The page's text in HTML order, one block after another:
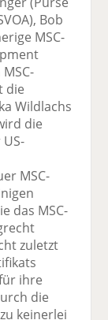
e
di
n
te
il
n
l
v
er
e
Bob
MSC-
die
Wildlachs
die
MSC-
das MSC-
zuletzt
ihre
die
keinerlei